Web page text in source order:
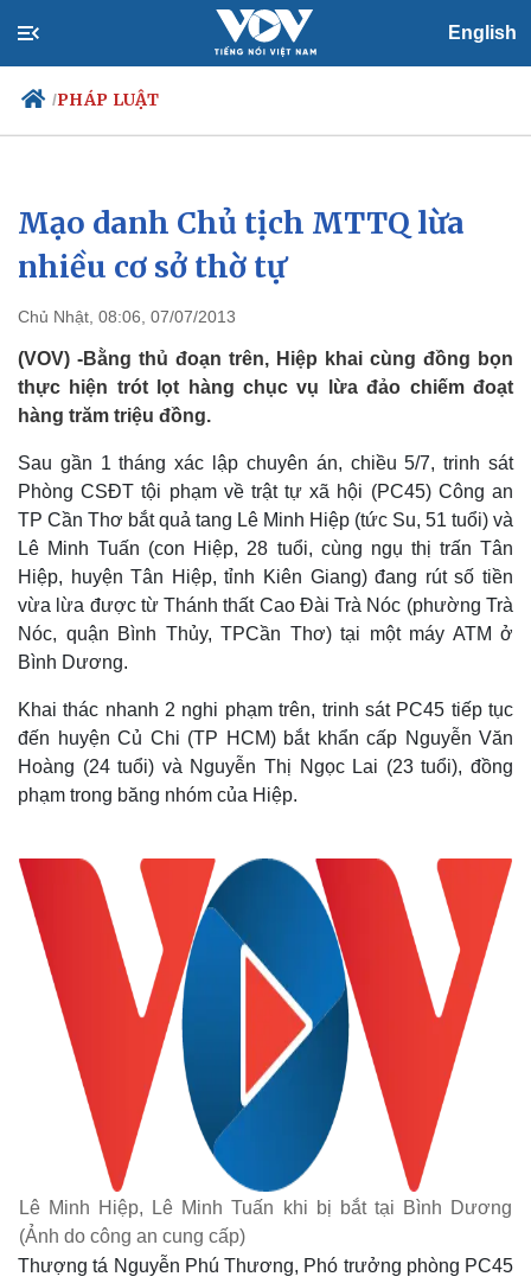
English
/PHÁP LUẬT
Chính trị
Đảng
Tổ chức nhân sự
Nhận diện sự thật
Xã hội
Tin 24h
Việc làm
Biển đảo
Mạo danh Chủ tịch MTTQ lừa
nhiều cơ sở thờ tự
Chủ Nhật, 08:06, 07/07/2013
(VOV) -Bằng thủ đoạn trên, Hiệp khai cùng đồng bọn
thực hiện trót lọt hàng chục vụ lừa đảo chiếm đoạt
hàng trăm triệu đồng.
Sau gần 1 tháng xác lập chuyên án, chiều 5/7, trinh sát
Phòng CSĐT tội phạm về trật tự xã hội (PC45) Công an
TP Cần Thơ bắt quả tang Lê Minh Hiệp (tức Su, 51 tuổi) và
Lê Minh Tuấn (con Hiệp, 28 tuổi, cùng ngụ thị trấn Tân
Hiệp, huyện Tân Hiệp, tỉnh Kiên Giang) đang rút số tiền
vừa lừa được từ Thánh thất Cao Đài Trà Nóc (phường Trà
Nóc, quận Bình Thủy, TPCần Thơ) tại một máy ATM ở
Bình Dương.
Khai thác nhanh 2 nghi phạm trên, trinh sát PC45 tiếp tục
đến huyện Củ Chi (TP HCM) bắt khẩn cấp Nguyễn Văn
Hoàng (24 tuổi) và Nguyễn Thị Ngọc Lai (23 tuổi), đồng
phạm trong băng nhóm của Hiệp.
Lê Minh Hiệp, Lê Minh Tuấn khi bị bắt tại Bình Dương
(Ảnh do công an cung cấp)
Thượng tá Nguyễn Phú Thương, Phó trưởng phòng PC45